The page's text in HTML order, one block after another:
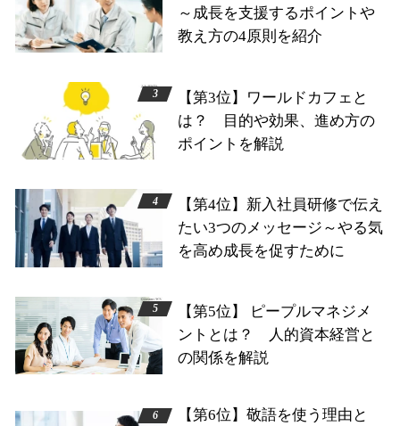
～成長を支援するポイントや
教え方の4原則を紹介
【第3位】ワールドカフェと
は？ 目的や効果、進め方の
ポイントを解説
【第4位】新入社員研修で伝え
たい3つのメッセージ～やる気
を高め成長を促すために
【第5位】 ピープルマネジメ
ントとは？ 人的資本経営と
の関係を解説
【第6位】敬語を使う理由と